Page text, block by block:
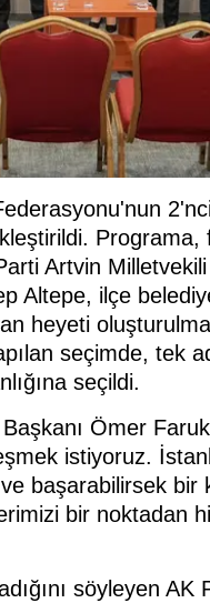
Programa,
Artvin
Altepe, ilçe
heyeti
seçimde, tek
seçildi.
Ömer
istiyoruz.
başarabilirsek bir
bir noktadan
söyleyen